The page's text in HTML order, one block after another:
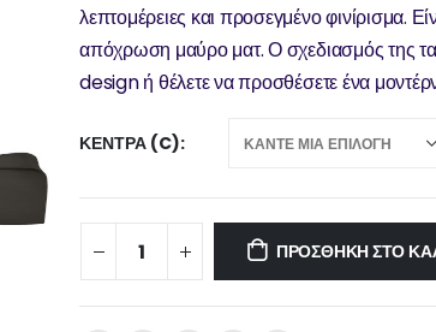
λεπτομέρειες και προσεγμένο φινίρισμα.
απόχρωση μαύρο ματ. Ο σχεδιασμός της
design ή θέλετε να προσθέσετε ένα
ΚΈΝΤΡΑ (C)
ΠΡΟΣΘΉΚΗ ΣΤΟ